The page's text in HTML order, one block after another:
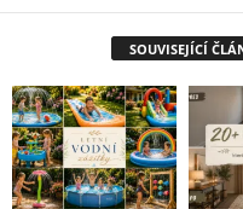
SOUVISEJÍCÍ